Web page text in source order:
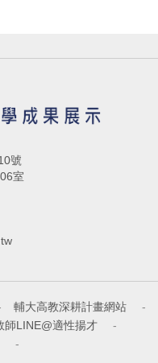
號
室
輔大高教深耕計畫網站
-
師LINE@適性揚才
-
-